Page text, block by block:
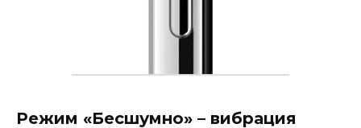
Режим «Бесшумно» – вибрация